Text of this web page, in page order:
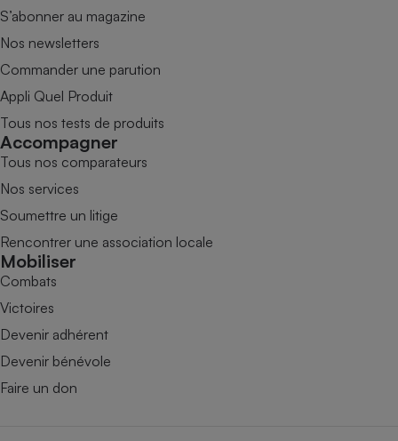
S’abonner au magazine
Nos newsletters
Commander une parution
Appli Quel Produit
Tous nos tests de produits
Accompagner
Tous nos comparateurs
Nos services
Soumettre un litige
Rencontrer une association locale
Mobiliser
Combats
Victoires
Devenir adhérent
Devenir bénévole
Faire un don